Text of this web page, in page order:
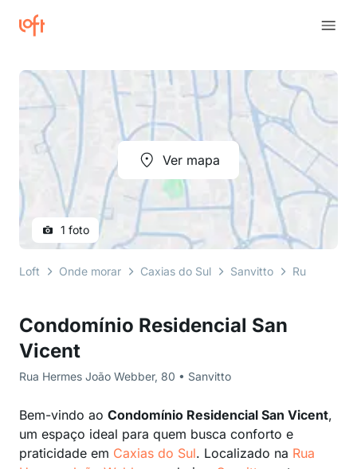
Condomínio Residencial San
Vicent
Rua Hermes João Webber, 80 • Sanvitto
Bem-vindo ao Condomínio Residencial San Vicent,
um espaço ideal para quem busca conforto e
praticidade em Caxias do Sul. Localizado na Rua
Ver mapa
1 foto
Loft Onde morar Caxias do Sul Sanvitto Rua